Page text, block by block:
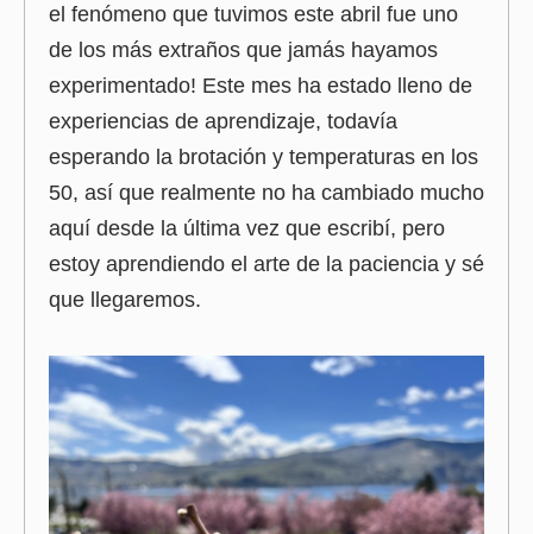
el fenómeno que tuvimos este abril fue uno
de los más extraños que jamás hayamos
experimentado! Este mes ha estado lleno de
experiencias de aprendizaje, todavía
esperando la brotación y temperaturas en los
50, así que realmente no ha cambiado mucho
aquí desde la última vez que escribí, pero
estoy aprendiendo el arte de la paciencia y sé
que llegaremos.